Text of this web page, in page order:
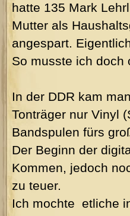
hatte 135 Mark
Mutter als
angespart.
So musste ich doch
In der DDR kam
Tonträger nur Vinyl
Bandspulen fürs
Der Beginn der
Kommen, jedoch
zu teuer.
Ich mochte etliche